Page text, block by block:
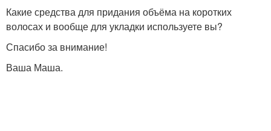
Какие средства для придания объёма на коротких
волосах и вообще для укладки используете вы?
Спасибо за внимание!
Ваша Маша.